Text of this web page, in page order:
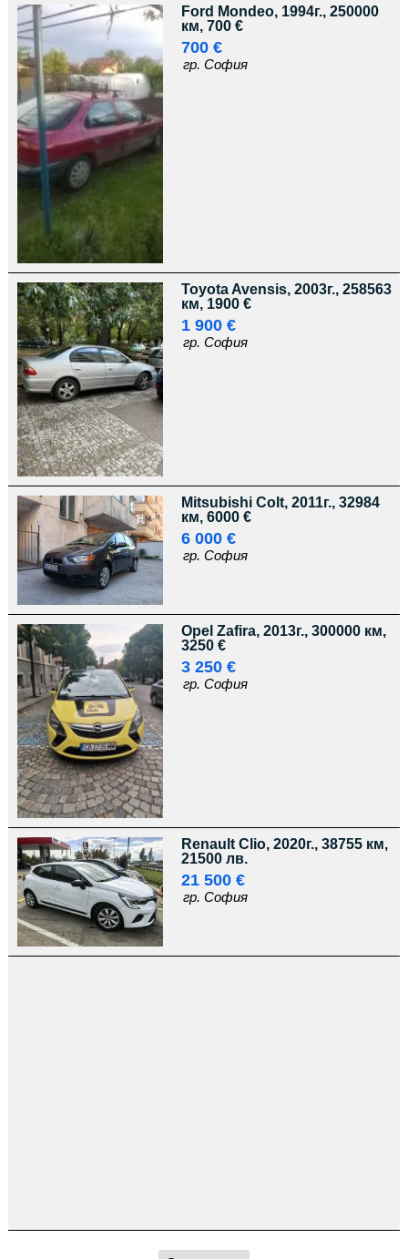
Ford Mondeo, 1994г., 250000
км, 700 €
700 €
гр. София
Toyota Avensis, 2003г., 258563
км, 1900 €
1 900 €
гр. София
Mitsubishi Colt, 2011г., 32984
км, 6000 €
6 000 €
гр. София
Opel Zafira, 2013г., 300000 км,
3250 €
3 250 €
гр. София
Renault Clio, 2020г., 38755 км,
21500 лв.
21 500 €
гр. София